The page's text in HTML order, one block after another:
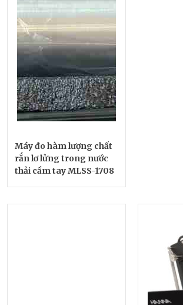
Máy đo hàm lượng chất
rắn lơ lửng trong nước
thải cầm tay MLSS-1708